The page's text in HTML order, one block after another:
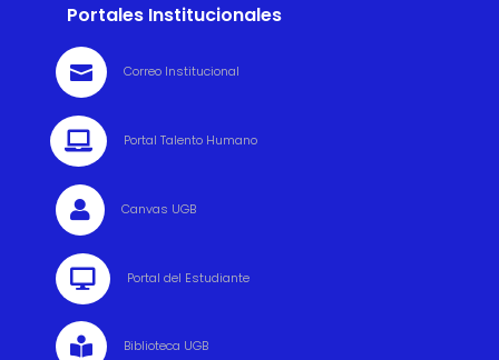
Portales Institucionales
 Correo Institucional
 Portal Talento Humano
 Canvas UGB
 Portal del Estudiante
 Biblioteca UGB